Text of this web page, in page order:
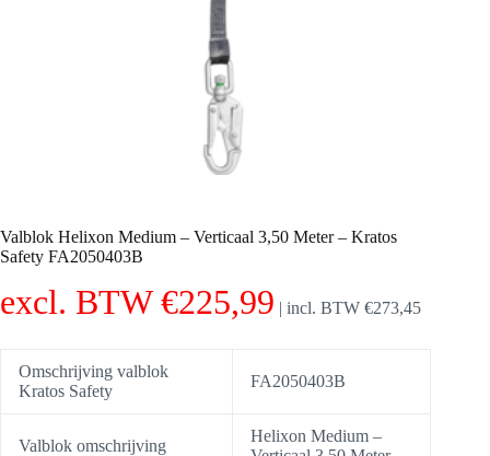
Valblok Helixon Medium – Verticaal 3,50 Meter – Kratos
Safety FA2050403B
excl. BTW€225,99 | incl. BTW €273,45
Omschrijving valblok
Kratos Safety
FA2050403B
Valblok omschrijving
Helixon Medium –